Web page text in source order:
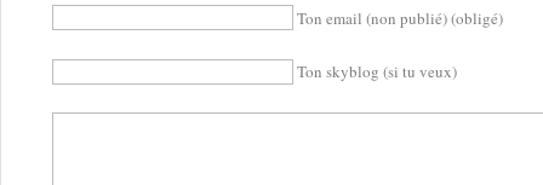
Ton email (non publié) (obligé)
Ton skyblog (si tu veux)